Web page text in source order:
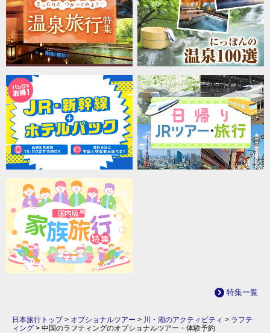
特集一覧
日本旅行トップ> オプショナルツアー > 川・湖のアクティビティ > ラフテ
ィング > 中国のラフティングのオプショナルツアー・体験予約